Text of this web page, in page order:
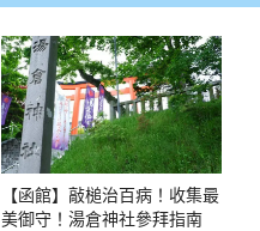
【函館】敲槌治百病！收集最
美御守！湯倉神社參拜指南